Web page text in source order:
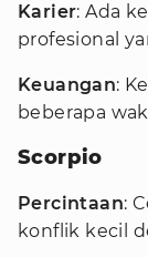
Karier: Ada
profesional
Keuangan:
beberapa
Scorpio
Percintaan:
konflik kecil